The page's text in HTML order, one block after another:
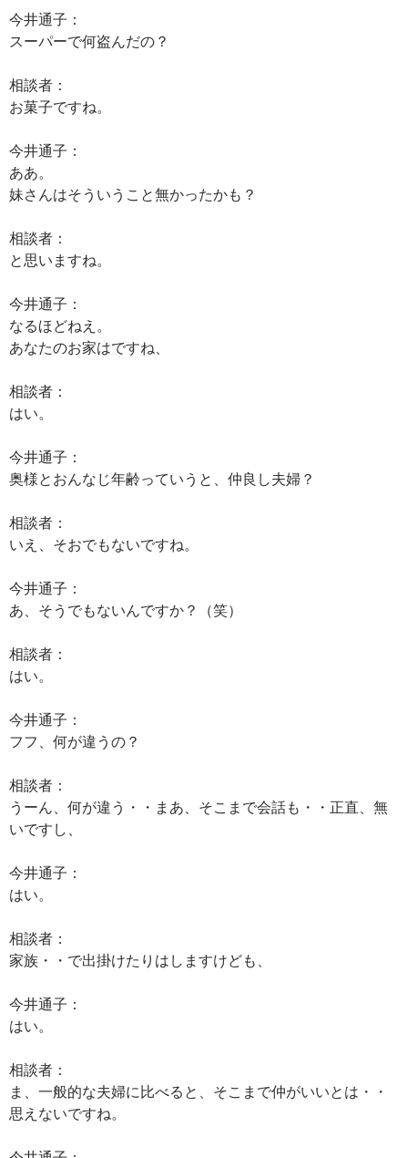
今井通子：
スーパーで何盗んだの？
相談者：
お菓子ですね。
今井通子：
ああ。
妹さんはそういうこと無かったかも？
相談者：
と思いますね。
今井通子：
なるほどねえ。
あなたのお家はですね、
相談者：
はい。
今井通子：
奥様とおんなじ年齢っていうと、仲良し夫婦？
相談者：
いえ、そおでもないですね。
今井通子：
あ、そうでもないんですか？（笑）
相談者：
はい。
今井通子：
フフ、何が違うの？
相談者：
うーん、何が違う・・まあ、そこまで会話も・・正直、無
いですし、
今井通子：
はい。
相談者：
家族・・で出掛けたりはしますけども、
今井通子：
はい。
相談者：
ま、一般的な夫婦に比べると、そこまで仲がいいとは・・
思えないですね。